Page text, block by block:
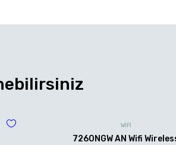
WİFİ
7260NGW AN Wifi